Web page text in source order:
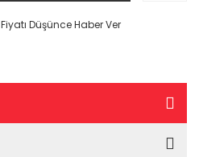
Fiyatı Düşünce Haber Ver